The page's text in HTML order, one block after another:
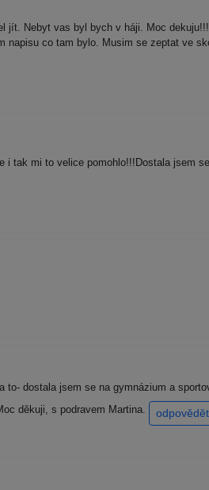
jít. Nebyt vas byl bych v háji. Moc
napisu co tam bylo. Musim se zeptat ve
tak mi to velice pomohlo!!!Dostala jsem
dostala jsem se na gymnázium a
děkuji, s podravem Martina.
odpovědět